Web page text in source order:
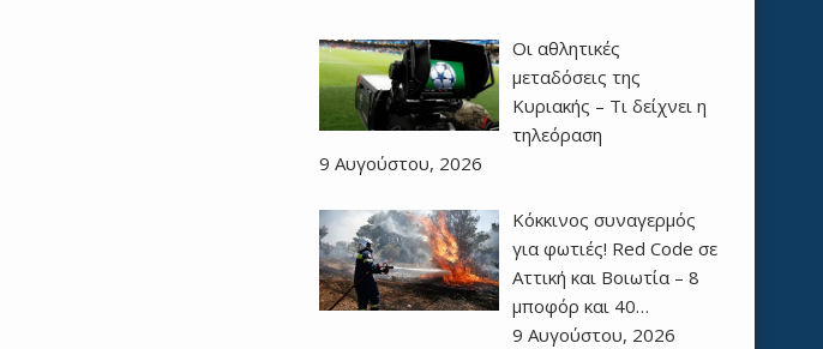
Οι αθλητικές
μεταδόσεις της
Κυριακής – Τι δείχνει η
τηλεόραση
9 Αυγούστου, 2026
Κόκκινος συναγερμός
για φωτιές! Red Code σε
Αττική και Βοιωτία – 8
μποφόρ και 40…
9 Αυγούστου, 2026